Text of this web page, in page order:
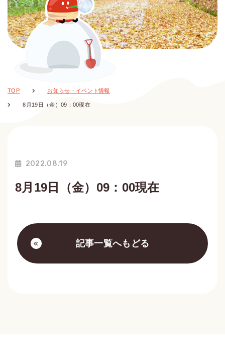
TOP お知らせ・イベント情報
8月19日（金）09：00現在
2022.08.19
8月19日（金）09：00現在
記事一覧へもどる